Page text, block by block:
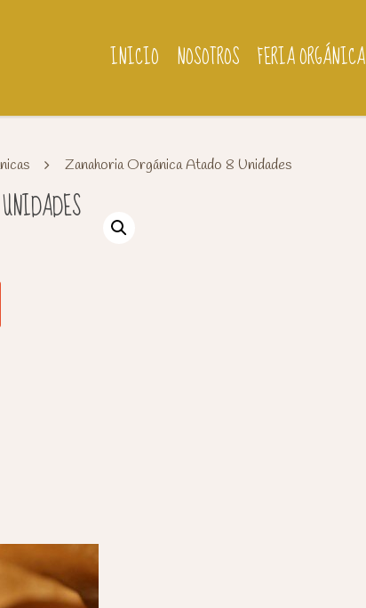
INICIO NOSOTROS FERIA ORGÁNICA
Zanahoria Orgánica Atado 8 Unidades